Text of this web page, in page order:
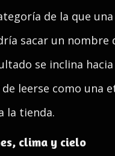
de la que
sacar un nombre
se inclina
leerse como una
la tienda.
clima y cielo